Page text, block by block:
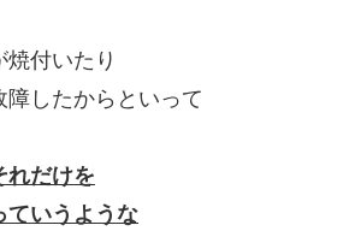
焼付いたり
したからといって
れだけを
ていうような